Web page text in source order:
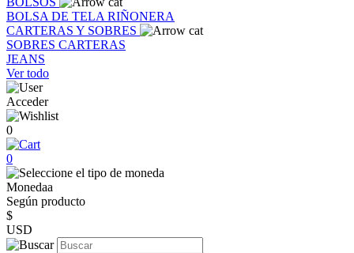
BOLSA DE TELA RIÑONERA
CARTERAS Y SOBRES
SOBRES CARTERAS
JEANS
Ver todo
Acceder
0
0
Monedaa
Según producto
$
USD